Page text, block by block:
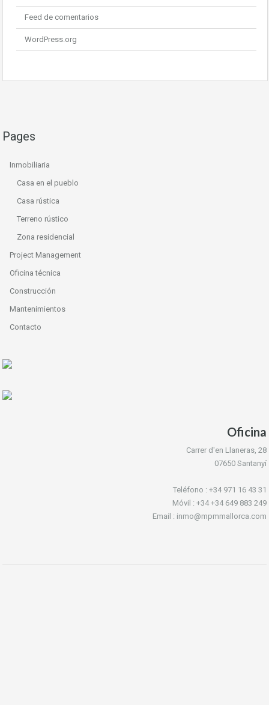
Feed de comentarios
WordPress.org
Pages
Inmobiliaria
Casa en el pueblo
Casa rústica
Terreno rústico
Zona residencial
Project Management
Oficina técnica
Construcción
Mantenimientos
Contacto
Oficina
Carrer d'en Llaneras, 28
07650 Santanyí
Teléfono : +34 971 16 43 31
Móvil : +34 +34 649 883 249
Email : inmo@mpmmallorca.com